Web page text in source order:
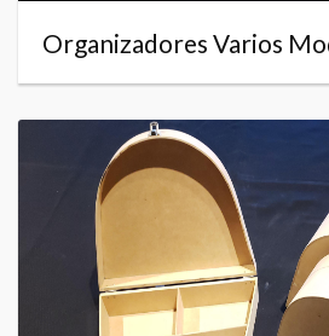
Organizadores Varios